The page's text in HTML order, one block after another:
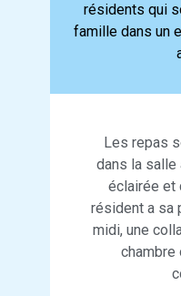
résidents qui
famille dans un
Les repas
dans la salle
éclairée et
résident a sa
midi, une
chambre